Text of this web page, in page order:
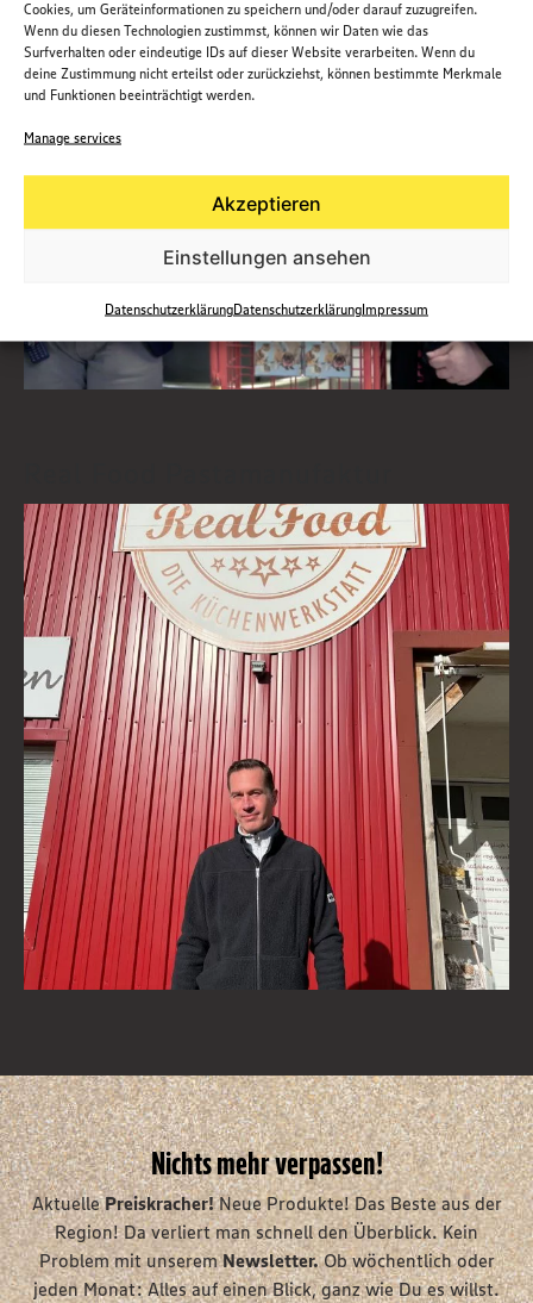
Cookies, um Geräteinformationen zu speichern und/oder darauf zuzugreifen.
Wenn du diesen Technologien zustimmst, können wir Daten wie das
Surfverhalten oder eindeutige IDs auf dieser Website verarbeiten. Wenn du
deine Zustimmung nicht erteilst oder zurückziehst, können bestimmte Merkmale
und Funktionen beeinträchtigt werden.
Manage services
Akzeptieren
Einstellungen ansehen
DatenschutzerklärungDatenschutzerklärungImpressum
Nichts mehr verpassen!
AktuellePreiskracher!Neue Produkte! Das Beste aus der
Region! Da verliert man schnell den Überblick. Kein
Problem mit unseremNewsletter.Ob wöchentlich oder
jeden Monat: Alles auf einen Blick, ganz wie Du es willst.